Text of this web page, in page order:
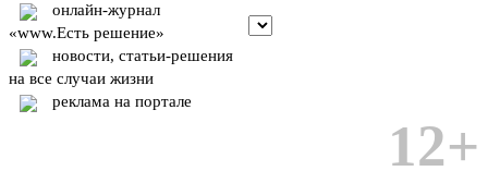
онлайн-журнал
«www.Есть решение»
новости, статьи-решения
на все случаи жизни
реклама на портале
12+